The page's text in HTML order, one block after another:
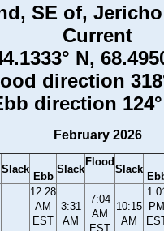
SE of,
Current
N,
direction
direction
February 2026
Slack
Ebb
Slack
Flood
Slack
12:28
AM
EST
3:31
AM
7:04
AM
EST
10:15
AM
1:01
PM